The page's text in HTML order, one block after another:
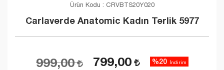
Ürün Kodu : CRVBTS20Y020
Carlaverde Anatomic Kadın Terlik 5977
999,00 799,00 %20 İndirim